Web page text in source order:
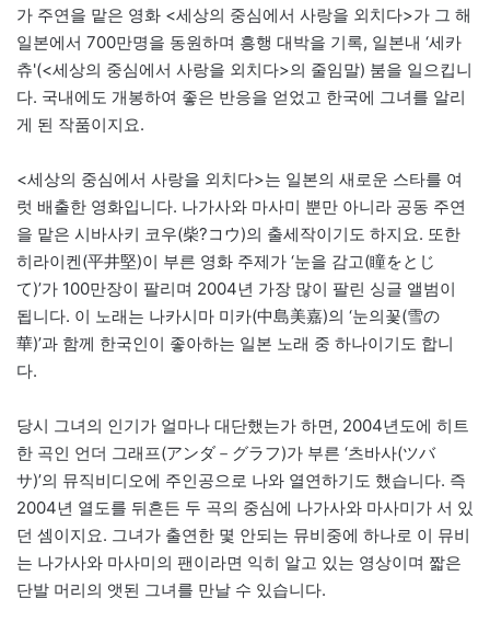
가 주연을 맡은 영화 <세상의 중심에서 사랑을 외치다>가 그 해
일본에서 700만명을 동원하며 흥행 대박을 기록, 일본내 ‘세카
츄'(<세상의 중심에서 사랑을 외치다>의 줄임말) 붐을 일으킵니
다. 국내에도 개봉하여 좋은 반응을 얻었고 한국에 그녀를 알리
게 된 작품이지요.
<세상의 중심에서 사랑을 외치다>는 일본의 새로운 스타를 여
럿 배출한 영화입니다. 나가사와 마사미 뿐만 아니라 공동 주연
을 맡은 시바사키 코우(柴?コウ)의 출세작이기도 하지요. 또한
히라이켄(平井堅)이 부른 영화 주제가 ‘눈을 감고(瞳をとじ
て)’가 100만장이 팔리며 2004년 가장 많이 팔린 싱글 앨범이
됩니다. 이 노래는 나카시마 미카(中島美嘉)의 ‘눈의꽃(雪の
華)’과 함께 한국인이 좋아하는 일본 노래 중 하나이기도 합니
다.
당시 그녀의 인기가 얼마나 대단했는가 하면, 2004년도에 히트
한 곡인 언더 그래프(アンダ－グラフ)가 부른 ‘츠바사(ツバ
サ)’의 뮤직비디오에 주인공으로 나와 열연하기도 했습니다. 즉
2004년 열도를 뒤흔든 두 곡의 중심에 나가사와 마사미가 서 있
던 셈이지요. 그녀가 출연한 몇 안되는 뮤비중에 하나로 이 뮤비
는 나가사와 마사미의 팬이라면 익히 알고 있는 영상이며 짧은
단발 머리의 앳된 그녀를 만날 수 있습니다.